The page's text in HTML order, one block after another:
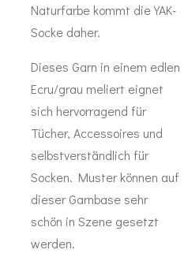
Naturfarbe kommt die YAK-
Socke daher.
Dieses Garn in einem edlen
Ecru/grau meliert eignet
sich hervorragend für
Tücher, Accessoires und
selbstverständlich für
Socken. Muster können auf
dieser Garnbase sehr
schön in Szene gesetzt
werden.